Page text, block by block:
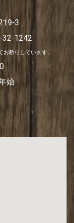
3
32-1242
断りしています。
始